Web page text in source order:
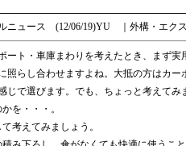
ニュース (12/06/19)YU ｜外構・エク
ート・車庫まわりを考えたとき、まず実
照らし合わせますよね。大抵の方はカー
じで選びます。でも、ちょっと考えてみ
を・・・。
考えてみましょう。